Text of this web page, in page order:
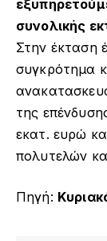
συνολικής
Στην έκταση
συγκρότημα
της
εκατ. ευρώ
πολυτελών
Πηγή: